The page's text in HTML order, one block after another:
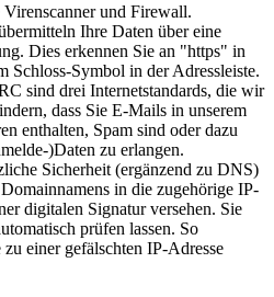
und Firewall.
Ihre Daten über eine
Dies erkennen Sie an "https" in
Schloss-Symbol in der Adressleiste.
sind drei Internetstandards, die wir
dass Sie E-Mails in unserem
enthalten, Spam sind oder dazu
)Daten zu erlangen.
Sicherheit (ergänzend zu DNS)
in die zugehörige IP-
digitalen Signatur versehen. Sie
prüfen lassen. So
einer gefälschten IP-Adresse